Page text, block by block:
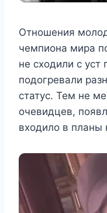
Отношения
чемпиона мира
не сходили с уст
подогревали
статус. Тем не
очевидцев,
входило в планы